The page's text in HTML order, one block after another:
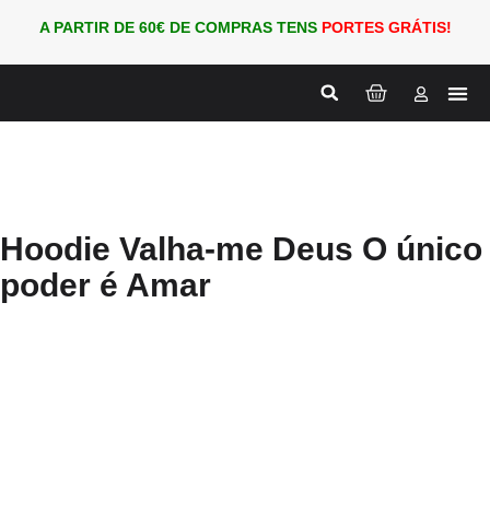
A PARTIR DE 60€ DE COMPRAS TENS PORTES GRÁTIS!
Hoodie Valha-me Deus O único
poder é Amar